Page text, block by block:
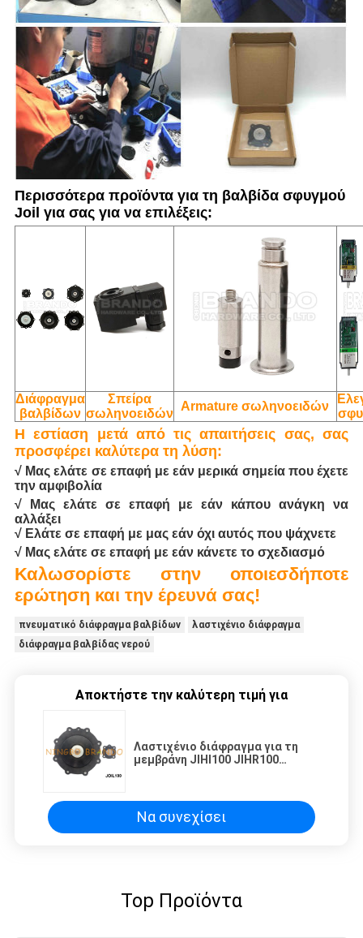
Περισσότερα προϊόντα για τη βαλβίδα σφυγμού
Joil για σας για να επιλέξεις:
Διάφραγμα
βαλβίδων
Σπείρα
σωληνοειδών
Armature σωληνοειδών
Η εστίαση μετά από τις απαιτήσεις σας, σας
προσφέρει καλύτερα τη λύση:
√ Μας ελάτε σε επαφή με εάν μερικά σημεία που έχετε
την αμφιβολία
√ Μας ελάτε σε επαφή με εάν κάπου ανάγκη να
αλλάξει
√ Ελάτε σε επαφή με μας εάν όχι αυτός που ψάχνετε
√ Μας ελάτε σε επαφή με εάν κάνετε το σχεδιασμό
Καλωσορίστε στην οποιεσδήποτε
ερώτηση και την έρευνά σας!
πνευματικό διάφραγμα βαλβίδων
λαστιχένιο διάφραγμα
διάφραγμα βαλβίδας νερού
Αποκτήστε την καλύτερη τιμή για
Λαστιχένιο διάφραγμα για τη
μεμβράνη JIHI100 JIHR100
Να συνεχίσει
Top Προϊόντα